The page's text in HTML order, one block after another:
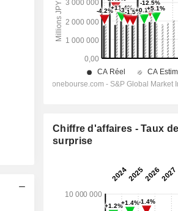
Chiffre d'affaires - Taux de
surprise